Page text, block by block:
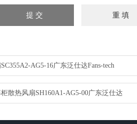
AG5-16广东泛仕达Fans-tech
散热风扇SH160A1-AG5-00广东泛仕达